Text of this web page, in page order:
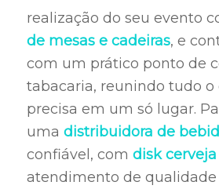
realização do seu evento
de mesas e cadeiras, e
com um prático ponto de
tabacaria, reunindo tudo o
precisa em um só lugar.
uma distribuidora de
confiável, com disk
atendimento de qualidade